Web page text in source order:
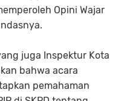
Opini Wajar
juga Inspektur Kota
bahwa acara
pemahaman